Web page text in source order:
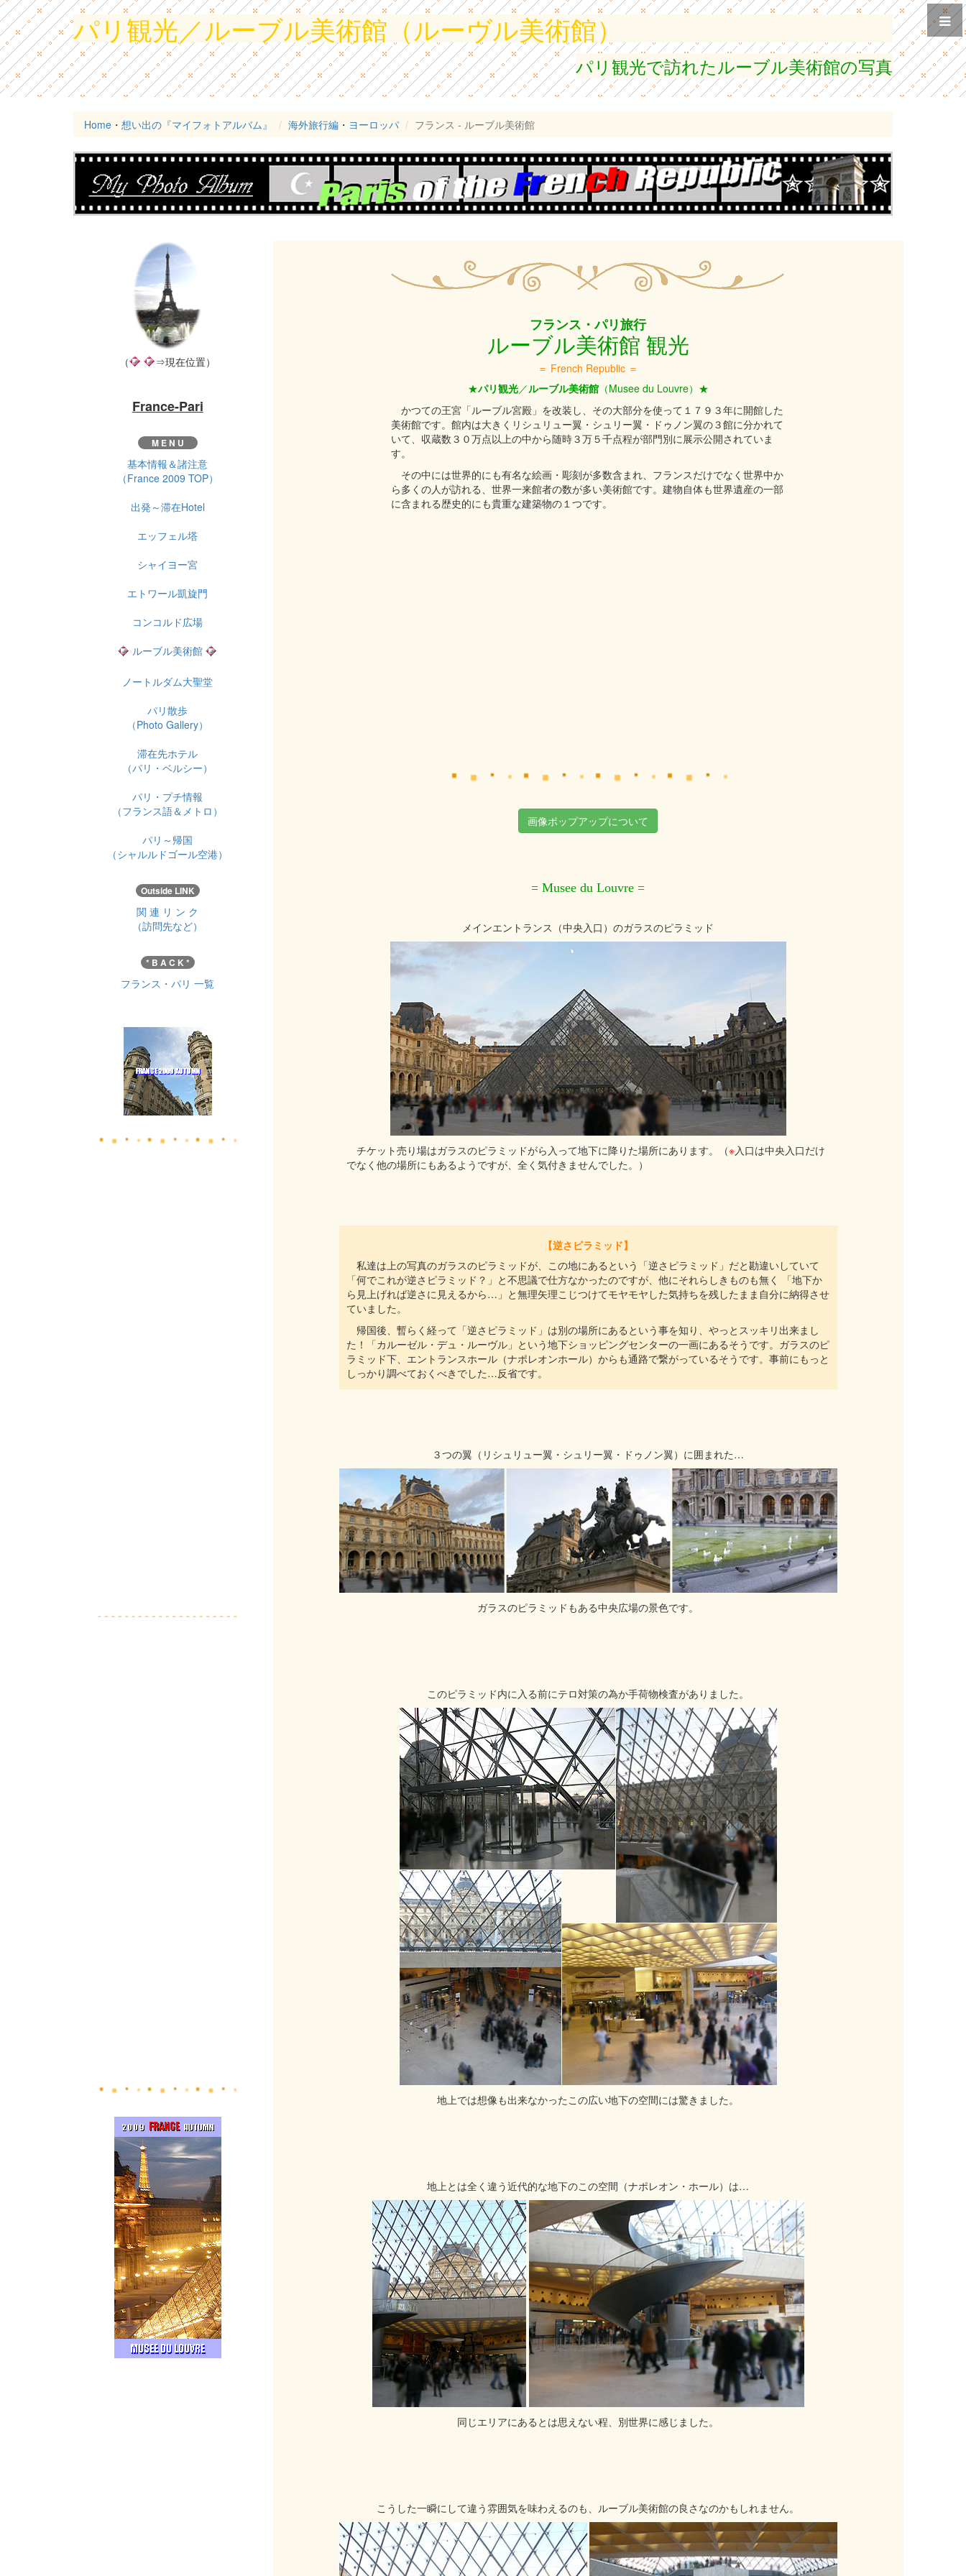
パリ観光／ルーブル美術館（ルーヴル美術館）
パリ観光で訪れたルーブル美術館の写真
Home ・ 想い出の『マイフォトアルバム』 海外旅行編 ・ ヨーロッパ フランス - ルーブル美術館
フランス・パリ旅行
ルーブル美術館 観光
＝ French Republic ＝
★パリ観光／ルーブル美術館（Musee du Louvre）★
かつての王宮「ルーブル宮殿」を改装し、その大部分を使って１７９３年に開館した
美術館です。館内は大きくリシュリュー翼・シュリー翼・ドゥノン翼の３館に分かれて
いて、収蔵数３０万点以上の中から随時３万５千点程が部門別に展示公開されていま
す。
その中には世界的にも有名な絵画・彫刻が多数含まれ、フランスだけでなく世界中か
ら多くの人が訪れる、世界一来館者の数が多い美術館です。建物自体も世界遺産の一部
に含まれる歴史的にも貴重な建築物の１つです。
画像ポップアップについて
= Musee du Louvre =
メインエントランス（中央入口）のガラスのピラミッド
チケット売り場はガラスのピラミッドがら入って地下に降りた場所にあります。（※入口は中央入口だけ
でなく他の場所にもあるようですが、全く気付きませんでした。）
【逆さピラミッド】
私達は上の写真のガラスのピラミッドが、この地にあるという「逆さピラミッド」だと勘違いしていて
「何でこれが逆さピラミッド？」と不思議で仕方なかったのですが、他にそれらしきものも無く 「地下か
ら見上げれば逆さに見えるから…」と無理矢理こじつけてモヤモヤした気持ちを残したまま自分に納得させ
ていました。
帰国後、暫らく経って「逆さピラミッド」は別の場所にあるという事を知り、やっとスッキリ出来まし
た！「カルーゼル・デュ・ルーヴル」という地下ショッピングセンターの一画にあるそうです。ガラスのピ
ラミッド下、エントランスホール（ナポレオンホール）からも通路で繋がっているそうです。事前にもっと
しっかり調べておくべきでした…反省です。
３つの翼（リシュリュー翼・シュリー翼・ドゥノン翼）に囲まれた…
ガラスのピラミッドもある中央広場の景色です。
このピラミッド内に入る前にテロ対策の為か手荷物検査がありました。
地上では想像も出来なかったこの広い地下の空間には驚きました。
地上とは全く違う近代的な地下のこの空間（ナポレオン・ホール）は…
同じエリアにあるとは思えない程、別世界に感じました。
こうした一瞬にして違う雰囲気を味わえるのも、ルーブル美術館の良さなのかもしれません。
（ ⇒現在位置）
France-Pari
M E N U
基本情報＆諸注意
（France 2009 TOP）
出発～滞在Hotel
エッフェル塔
シャイヨー宮
エトワール凱旋門
コンコルド広場
ルーブル美術館
ノートルダム大聖堂
パリ散歩
（Photo Gallery）
滞在先ホテル
（パリ・ベルシー）
パリ・プチ情報
（フランス語＆メトロ）
パリ～帰国
（シャルルドゴール空港）
Outside LINK
関 連 リ ン ク
（訪問先など）
* B A C K *
フランス・パリ 一覧